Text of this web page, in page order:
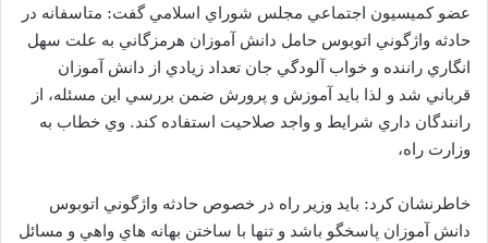
عضو كميسيون اجتماعي مجلس شوراي اسلامي گفت: متاسفانه در
حادثه واژگوني اتوبوس حامل دانش آموزان هرمزگاني به علت سهل
انگاري راننده و خواب آلودگي جان تعداد زيادي از دانش آموزان
قرباني شد و لذا بايد آموزش و پرورش ضمن بررسي اين مسئله، از
رانندگان داري شرايط و واجد صلاحيت استفاده كند. وي خطاب به
وزارت راه،
خاطرنشان كرد: بايد وزير راه در خصوص حادثه واژگوني اتوبوس
دانش آموزان پاسخگو باشد و تنها با ساختن بهانه هاي واهي و مسائل